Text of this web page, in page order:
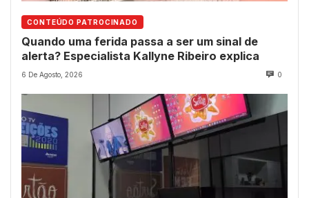
CONTEÚDO PATROCINADO
Quando uma ferida passa a ser um sinal de
alerta? Especialista Kallyne Ribeiro explica
6 De Agosto, 2026 0